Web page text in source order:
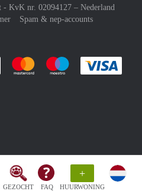
GEZOCHT FAQ
+
HUURWONING
KvK nr. 02094127 – Nederland
Spam & nep-accounts
Je rekent gemakkelijk af met Paypal
Je rekent gemakkelijk af met
Je rekent